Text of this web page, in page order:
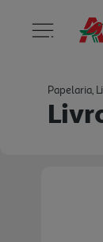
Papelaria,